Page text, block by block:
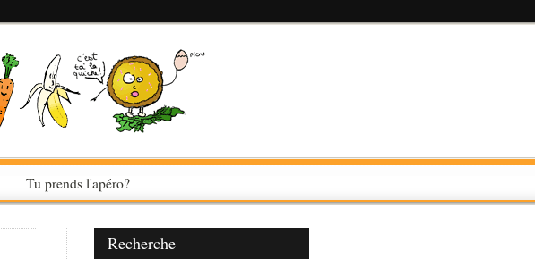
Tu prends l'apéro?
Recherche